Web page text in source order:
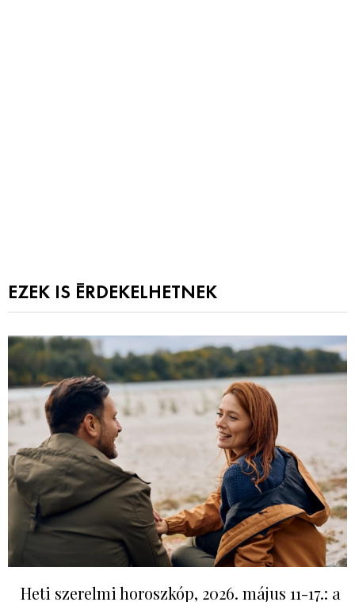
EZEK IS ÉRDEKELHETNEK
Heti szerelmi horoszkóp, 2026. május 11-17.: a